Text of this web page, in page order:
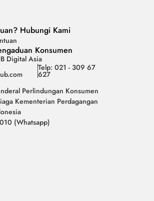
Hubungi Kami
Konsumen
Digital Asia
Telp: 021 - 309 67
627
Perlindungan Konsumen
Kementerian Perdagangan
(Whatsapp)